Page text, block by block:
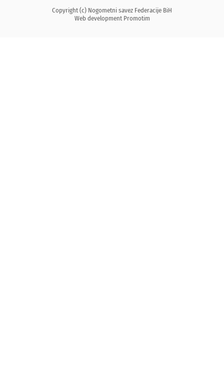
Copyright (c) Nogometni savez Federacije BiH
Web development Promotim